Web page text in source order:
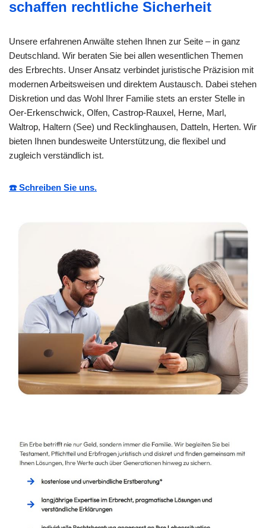
schaffen rechtliche Sicherheit
Unsere erfahrenen Anwälte stehen Ihnen zur Seite – in ganz
Deutschland. Wir beraten Sie bei allen wesentlichen Themen
des Erbrechts. Unser Ansatz verbindet juristische Präzision mit
modernen Arbeitsweisen und direktem Austausch. Dabei stehen
Diskretion und das Wohl Ihrer Familie stets an erster Stelle in
Oer-Erkenschwick, Olfen, Castrop-Rauxel, Herne, Marl,
Waltrop, Haltern (See) und Recklinghausen, Datteln, Herten. Wir
bieten Ihnen bundesweite Unterstützung, die flexibel und
zugleich verständlich ist.
☎️ Schreiben Sie uns.